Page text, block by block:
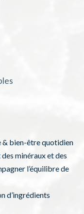
bien-être quotidien
minéraux et des
l’équilibre de
d’ingrédients